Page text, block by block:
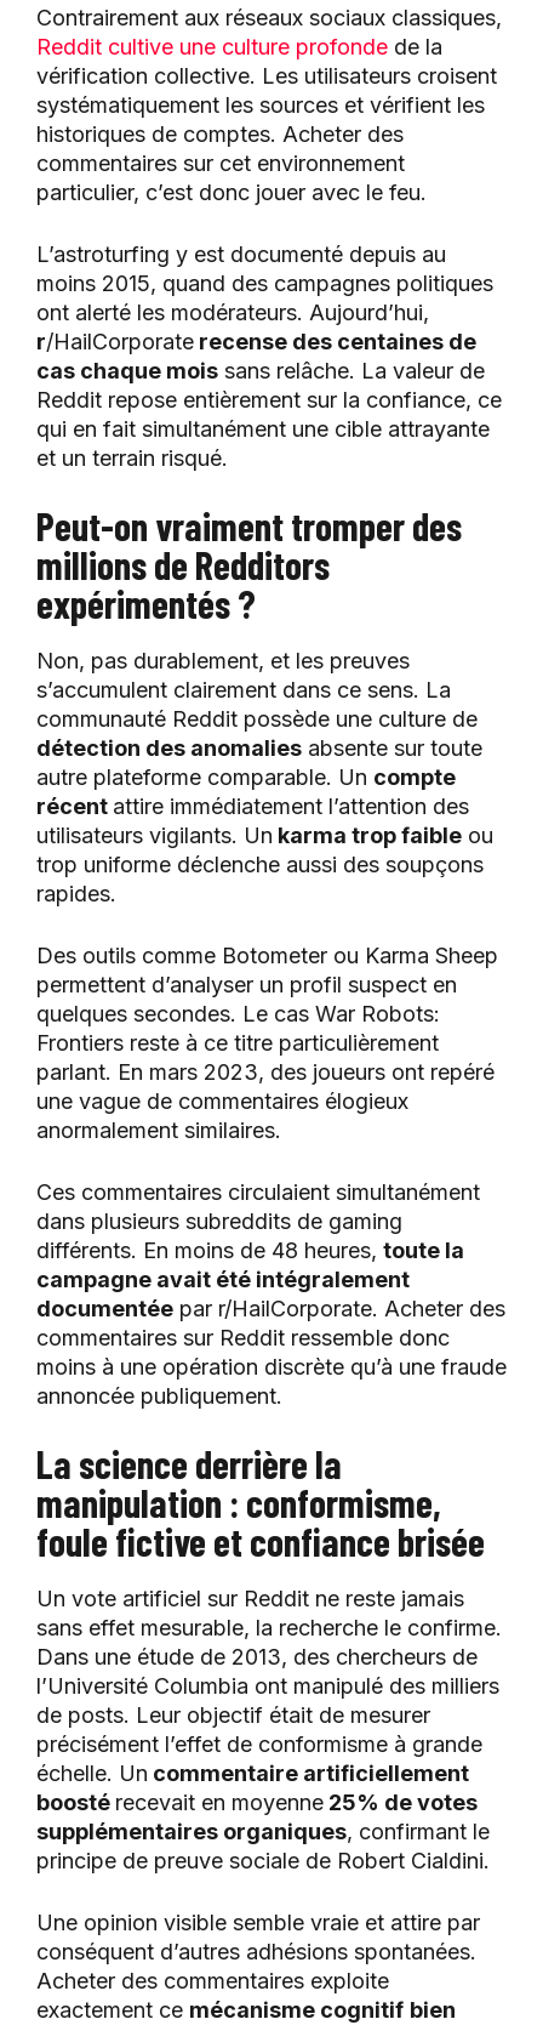
Contrairement aux réseaux sociaux classiques,
Reddit cultive une culture profonde de la
vérification collective. Les utilisateurs croisent
systématiquement les sources et vérifient les
historiques de comptes. Acheter des
commentaires sur cet environnement
particulier, c’est donc jouer avec le feu.
L’astroturfing y est documenté depuis au
moins 2015, quand des campagnes politiques
ont alerté les modérateurs. Aujourd’hui,
r/HailCorporate recense des centaines de
cas chaque mois sans relâche. La valeur de
Reddit repose entièrement sur la confiance, ce
qui en fait simultanément une cible attrayante
et un terrain risqué.
Peut-on vraiment tromper des
millions de Redditors
expérimentés ?
Non, pas durablement, et les preuves
s’accumulent clairement dans ce sens. La
communauté Reddit possède une culture de
détection des anomalies absente sur toute
autre plateforme comparable. Un compte
récent attire immédiatement l’attention des
utilisateurs vigilants. Un karma trop faible ou
trop uniforme déclenche aussi des soupçons
rapides.
Des outils comme Botometer ou Karma Sheep
permettent d’analyser un profil suspect en
quelques secondes. Le cas War Robots:
Frontiers reste à ce titre particulièrement
parlant. En mars 2023, des joueurs ont repéré
une vague de commentaires élogieux
anormalement similaires.
Ces commentaires circulaient simultanément
dans plusieurs subreddits de gaming
différents. En moins de 48 heures, toute la
campagne avait été intégralement
documentée par r/HailCorporate. Acheter des
commentaires sur Reddit ressemble donc
moins à une opération discrète qu’à une fraude
annoncée publiquement.
La science derrière la
manipulation : conformisme,
foule fictive et confiance brisée
Un vote artificiel sur Reddit ne reste jamais
sans effet mesurable, la recherche le confirme.
Dans une étude de 2013, des chercheurs de
l’Université Columbia ont manipulé des milliers
de posts. Leur objectif était de mesurer
précisément l’effet de conformisme à grande
échelle. Un commentaire artificiellement
boosté recevait en moyenne 25% de votes
supplémentaires organiques, confirmant le
principe de preuve sociale de Robert Cialdini.
Une opinion visible semble vraie et attire par
conséquent d’autres adhésions spontanées.
Acheter des commentaires exploite
exactement ce mécanisme cognitif bien